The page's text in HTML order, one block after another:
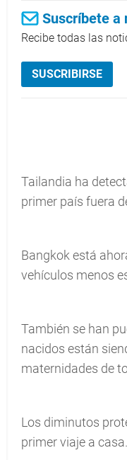
Suscríbete a
Recibe todas las
SUSCRIBIRSE
Tailandia ha
primer país fuera
Bangkok está
vehículos menos
También se han
nacidos están
maternidades de
Los diminutos
primer viaje a casa.